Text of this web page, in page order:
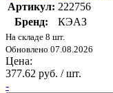
Артикул: 222756
Бренд:
КЭАЗ
На складе 8 шт.
Обновлено 07.08.2026
Цена:
377.62 руб. / шт.
-